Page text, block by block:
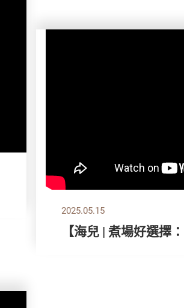
2025.05.15
【海兒 | 煮場好選擇